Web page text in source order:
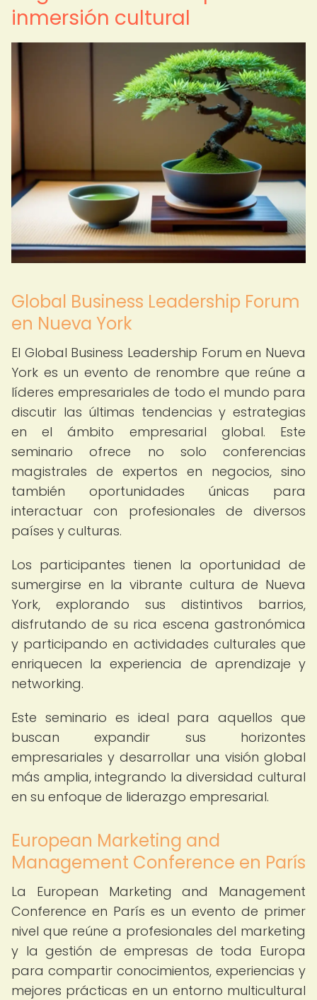
inmersión cultural
Global Business Leadership Forum
en Nueva York
El Global Business Leadership Forum en Nueva
York es un evento de renombre que reúne a
líderes empresariales de todo el mundo para
discutir las últimas tendencias y estrategias
en el ámbito empresarial global. Este
seminario ofrece no solo conferencias
magistrales de expertos en negocios, sino
también oportunidades únicas para
interactuar con profesionales de diversos
países y culturas.
Los participantes tienen la oportunidad de
sumergirse en la vibrante cultura de Nueva
York, explorando sus distintivos barrios,
disfrutando de su rica escena gastronómica
y participando en actividades culturales que
enriquecen la experiencia de aprendizaje y
networking.
Este seminario es ideal para aquellos que
buscan expandir sus horizontes
empresariales y desarrollar una visión global
más amplia, integrando la diversidad cultural
en su enfoque de liderazgo empresarial.
European Marketing and
Management Conference en París
La European Marketing and Management
Conference en París es un evento de primer
nivel que reúne a profesionales del marketing
y la gestión de empresas de toda Europa
para compartir conocimientos, experiencias y
mejores prácticas en un entorno multicultural